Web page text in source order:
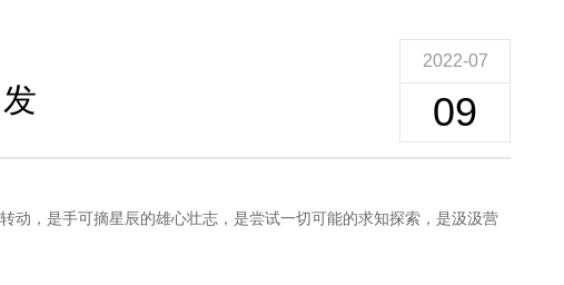
2022-07
09
动，是手可摘星辰的雄心壮志，是尝试一切可能的求知探索，是汲汲营